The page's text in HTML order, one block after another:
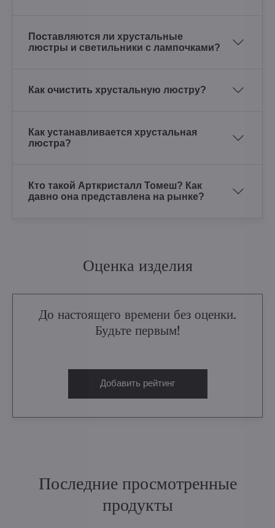
Поставляются ли хрустальные
люстры и светильники с лампочками?
Как очистить хрустальную люстру?
Как устанавливается хрустальная
люстра?
Кто такой Арткристалл Томеш? Как
давно она представлена на рынке?
Оценка изделия
До настоящего времени без оценки.
Будьте первым!
Добавить рейтинг
Последние просмотренные
продукты